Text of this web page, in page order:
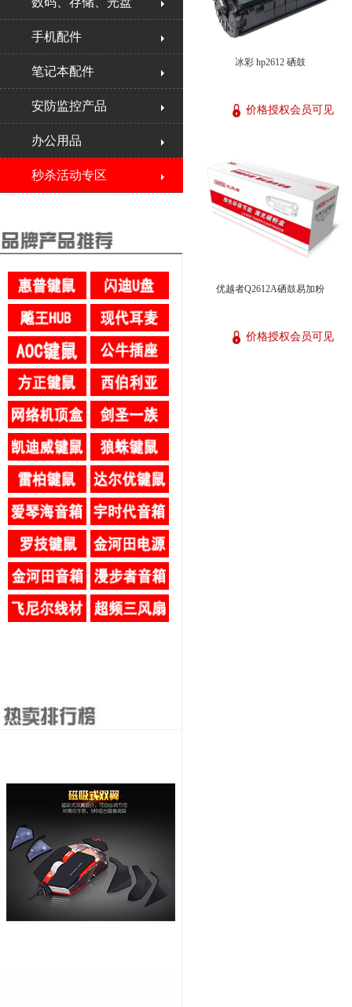
手机配件
笔记本配件
安防监控产品
办公用品
秒杀活动专区
冰彩 hp2612 硒鼓
价格授权会员可见
优越者Q2612A硒鼓易加粉
价格授权会员可见